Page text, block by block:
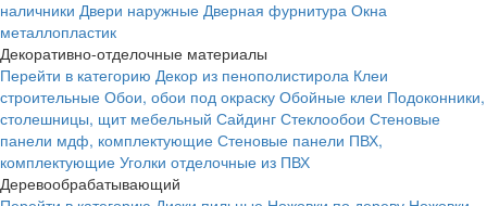
наличники Двери наружные Дверная фурнитура Окна
металлопластик
Декоративно-отделочные материалы
Перейти в категорию Декор из пенополистирола Клеи
строительные Обои, обои под окраску Обойные клеи Подоконники,
столешницы, щит мебельный Сайдинг Стеклообои Стеновые
панели мдф, комплектующие Стеновые панели ПВХ,
комплектующие Уголки отделочные из ПВХ
Деревообрабатывающий